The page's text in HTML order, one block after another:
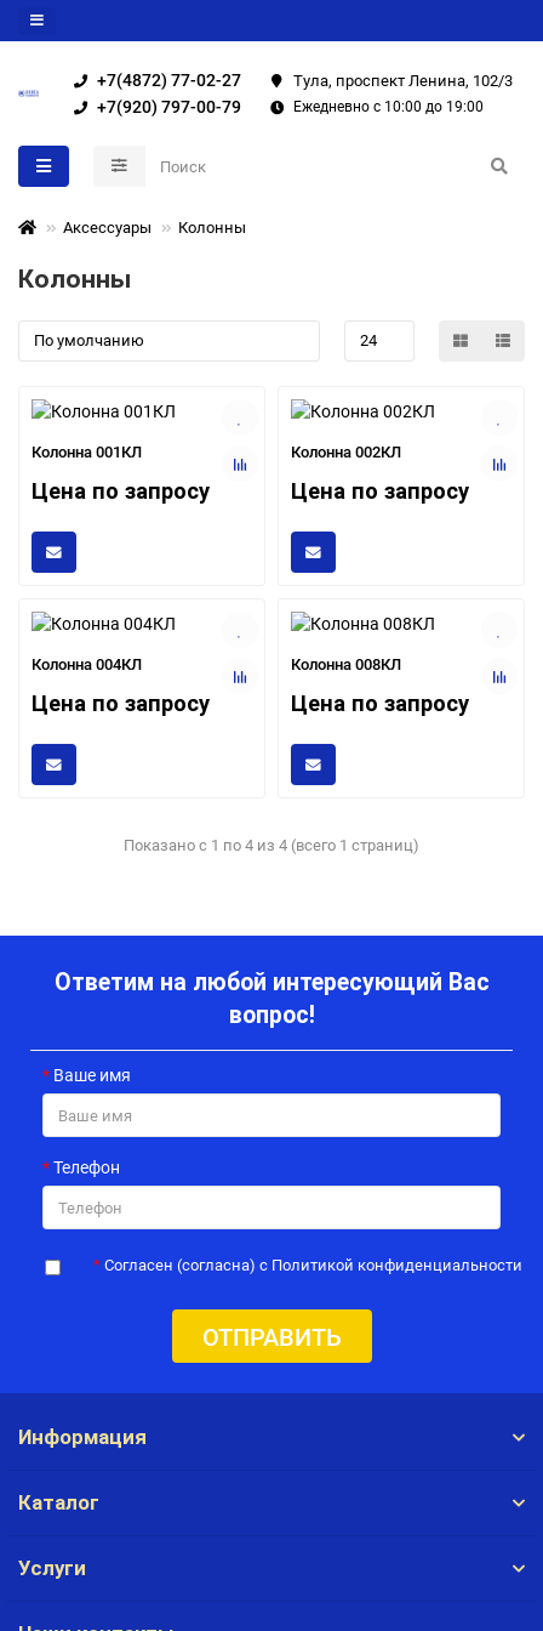
+7(4872) 77-02-27
+7(920) 797-00-79
Тула, проспект Ленина, 102/3
Ежедневно с 10:00 до 19:00
Аксессуары Колонны
Колонны
Колонна 001КЛ
Цена по запросу
Колонна 002КЛ
Цена по запросу
Колонна 004КЛ
Цена по запросу
Колонна 008КЛ
Цена по запросу
Показано с 1 по 4 из 4 (всего 1 страниц)
Ответим на любой интересующий Вас
вопрос!
Ваше имя
Телефон
Согласен (согласна) с Политикой конфиденциальности
ОТПРАВИТЬ
Информация
Каталог
Услуги